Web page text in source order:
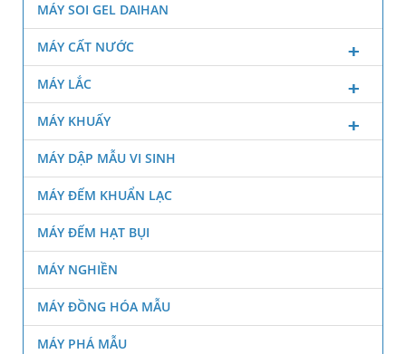
MÁY SOI GEL DAIHAN
MÁY CẤT NƯỚC
MÁY LẮC
MÁY KHUẤY
MÁY DẬP MẪU VI SINH
MÁY ĐẾM KHUẨN LẠC
MÁY ĐẾM HẠT BỤI
MÁY NGHIỀN
MÁY ĐỒNG HÓA MẪU
MÁY PHÁ MẪU